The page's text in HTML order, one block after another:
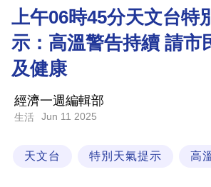
財
商
科
技
場
上午06時45分天文台特
示：高溫警告持續 請市
及健康
經濟一週編輯部
生活 Jun 11 2025
天文台 特別天氣提示 高